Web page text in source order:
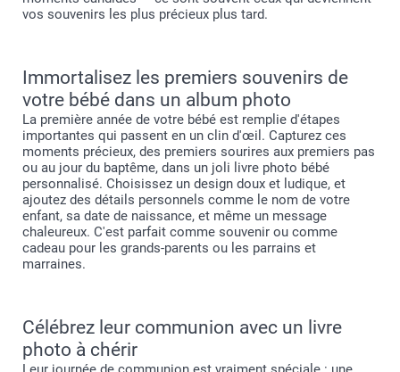
vos souvenirs les plus précieux plus tard.
Immortalisez les premiers souvenirs de
votre bébé dans un album photo
La première année de votre bébé est remplie d'étapes
importantes qui passent en un clin d'œil. Capturez ces
moments précieux, des premiers sourires aux premiers pas
ou au jour du baptême, dans un joli livre photo bébé
personnalisé. Choisissez un design doux et ludique, et
ajoutez des détails personnels comme le nom de votre
enfant, sa date de naissance, et même un message
chaleureux. C'est parfait comme souvenir ou comme
cadeau pour les grands-parents ou les parrains et
marraines.
Célébrez leur communion avec un livre
photo à chérir